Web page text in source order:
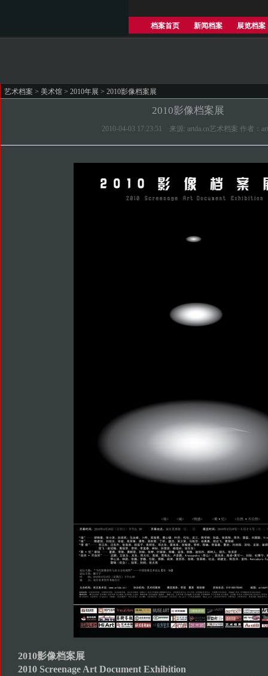
档案首页 新闻档案 展览档案
艺术档案 > 美术馆 > 2010年展 > 2010影像档案展
2010影像档案展
2010-04-03 17:23:51 来源: artda.cn艺术档案 作者：
2010影像档案展
2010 Screenage Art Document Exhibition